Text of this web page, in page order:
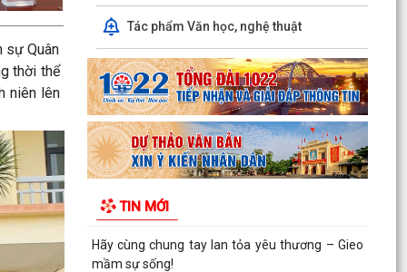
sự Quân
thời thể
niên lên
Tác phẩm Văn học, nghệ thuật
TIN MỚI
Trung tâm Dịch vụ sự nghiệp công xã Phú Thái
đã tổ chức 08 lớp tập huấn chuyển giao khoa
học kỹ...
Công an xã Phú Thái phát hiện và xử lý 02
trường hợp đăng tải nội dung xuyên tạc sai sự
thật trên...
Công an xã Phú Thái khuyến cáo phòng, chống
"Nhiệm vụ...
Chiều 5/8, tại Hà Nội, Tổng Bí thư, Chủ tịch nước
Tô Lâm đã tiếp Đô đốc Samuel Paparo, Tư lệnh